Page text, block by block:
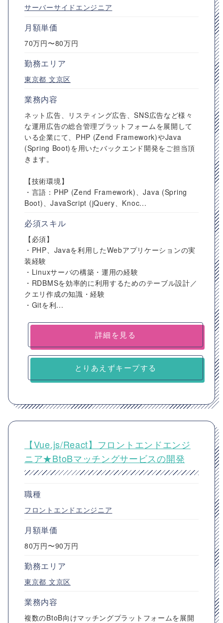
サーバーサイドエンジニア
月額単価
70万円〜80万円
勤務エリア
東京都 文京区
業務内容
ネット広告、リスティング広告、SNS広告など様々
な運用広告の総合管理プラットフォームを展開して
いる企業にて、PHP (Zend Framework)やJava
(Spring Boot)を用いたバックエンド開発をご担当頂
きます。
【技術環境】
・言語：PHP (Zend Framework)、Java (Spring
Boot)、JavaScript (jQuery、Knoc...
必須スキル
【必須】
・PHP、Javaを利用したWebアプリケーションの実
装経験
・Linuxサーバの構築・運用の経験
・RDBMSを効率的に利用するためのテーブル設計／
クエリ作成の知識・経験
・Gitを利...
詳細を見る
とりあえずキープする
【Vue.js/React】フロントエンドエンジ
ニア★BtoBマッチングサービスの開発
職種
フロントエンドエンジニア
月額単価
80万円〜90万円
勤務エリア
東京都 文京区
業務内容
複数のBtoB向けマッチングプラットフォームを展開